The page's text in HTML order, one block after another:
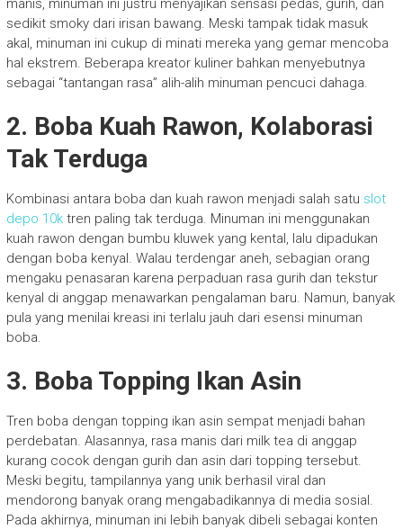
manis, minuman ini justru menyajikan sensasi pedas, gurih, dan
sedikit smoky dari irisan bawang. Meski tampak tidak masuk
akal, minuman ini cukup di minati mereka yang gemar mencoba
hal ekstrem. Beberapa kreator kuliner bahkan menyebutnya
sebagai “tantangan rasa” alih-alih minuman pencuci dahaga.
2. Boba Kuah Rawon, Kolaborasi
Tak Terduga
Kombinasi antara boba dan kuah rawon menjadi salah satu slot
depo 10ktren paling tak terduga. Minuman ini menggunakan
kuah rawon dengan bumbu kluwek yang kental, lalu dipadukan
dengan boba kenyal. Walau terdengar aneh, sebagian orang
mengaku penasaran karena perpaduan rasa gurih dan tekstur
kenyal di anggap menawarkan pengalaman baru. Namun, banyak
pula yang menilai kreasi ini terlalu jauh dari esensi minuman
boba.
3. Boba Topping Ikan Asin
Tren boba dengan topping ikan asin sempat menjadi bahan
perdebatan. Alasannya, rasa manis dari milk tea di anggap
kurang cocok dengan gurih dan asin dari topping tersebut.
Meski begitu, tampilannya yang unik berhasil viral dan
mendorong banyak orang mengabadikannya di media sosial.
Pada akhirnya, minuman ini lebih banyak dibeli sebagai konten